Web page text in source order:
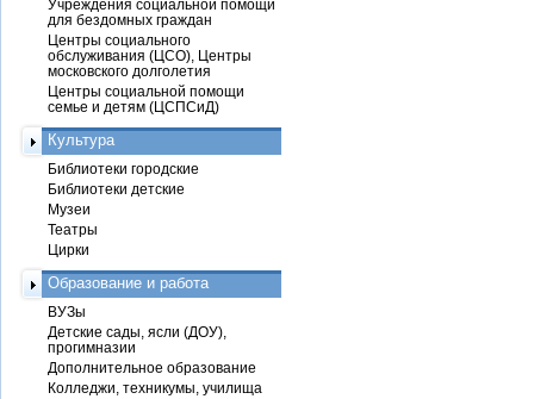
Учреждения социальной помощи
для бездомных граждан
Центры социального
обслуживания (ЦСО), Центры
московского долголетия
Центры социальной помощи
семье и детям (ЦСПСиД)
Культура
Библиотеки городские
Библиотеки детские
Музеи
Театры
Цирки
Образование и работа
ВУЗы
Детские сады, ясли (ДОУ),
прогимназии
Дополнительное образование
Колледжи, техникумы, училища